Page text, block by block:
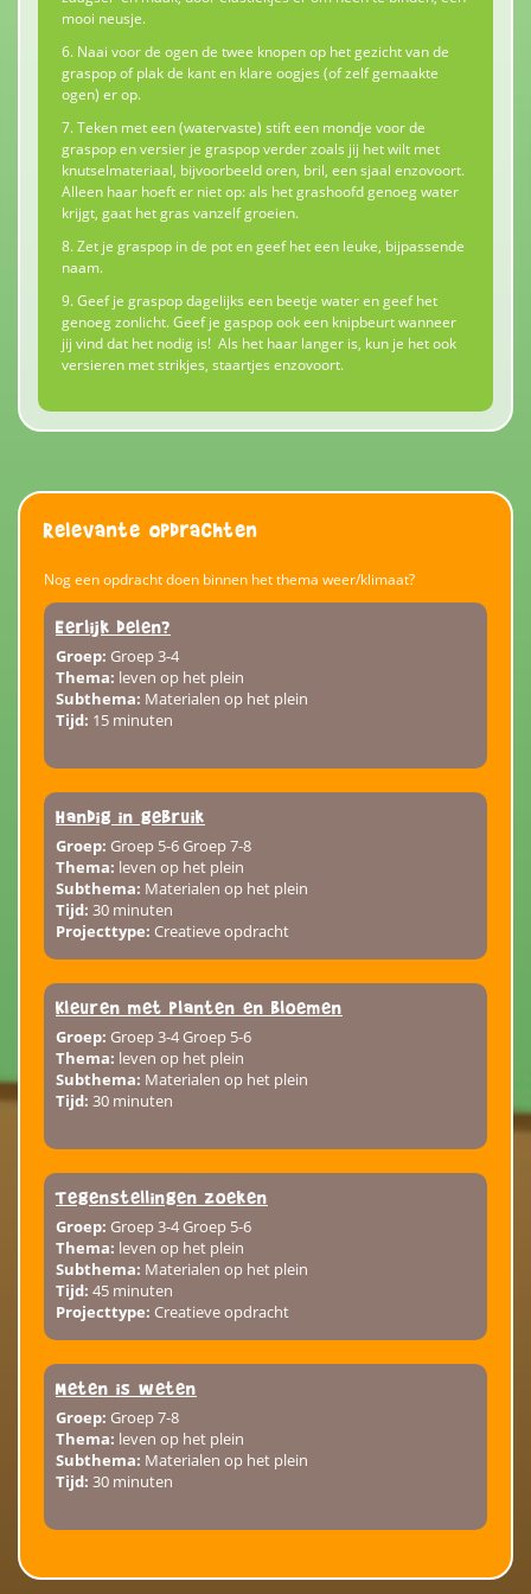
mooi neusje.
6. Naai voor de ogen de twee knopen op het gezicht van de
graspop of plak de kant en klare oogjes (of zelf gemaakte
ogen) er op.
7. Teken met een (watervaste) stift een mondje voor de
graspop en versier je graspop verder zoals jij het wilt met
knutselmateriaal, bijvoorbeeld oren, bril, een sjaal enzovoort.
Alleen haar hoeft er niet op: als het grashoofd genoeg water
krijgt, gaat het gras vanzelf groeien.
8. Zet je graspop in de pot en geef het een leuke, bijpassende
naam.
9. Geef je graspop dagelijks een beetje water en geef het
genoeg zonlicht. Geef je gaspop ook een knipbeurt wanneer
jij vind dat het nodig is! Als het haar langer is, kun je het ook
versieren met strikjes, staartjes enzovoort.
Relevante opdrachten
Nog een opdracht doen binnen het thema weer/klimaat?
Eerlijk delen?
Groep: Groep 3-4
Thema: leven op het plein
Subthema: Materialen op het plein
Tijd: 15 minuten
Handig in gebruik
Groep: Groep 5-6 Groep 7-8
Thema: leven op het plein
Subthema: Materialen op het plein
Tijd: 30 minuten
Projecttype: Creatieve opdracht
Kleuren met planten en bloemen
Groep: Groep 3-4 Groep 5-6
Thema: leven op het plein
Subthema: Materialen op het plein
Tijd: 30 minuten
Tegenstellingen zoeken
Groep: Groep 3-4 Groep 5-6
Thema: leven op het plein
Subthema: Materialen op het plein
Tijd: 45 minuten
Projecttype: Creatieve opdracht
Meten is weten
Groep: Groep 7-8
Thema: leven op het plein
Subthema: Materialen op het plein
Tijd: 30 minuten